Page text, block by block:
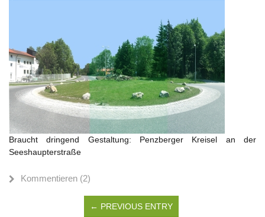
Braucht dringend Gestaltung: Penzberger Kreisel an der
Seeshaupterstraße
Kommentieren (2)
← PREVIOUS ENTRY